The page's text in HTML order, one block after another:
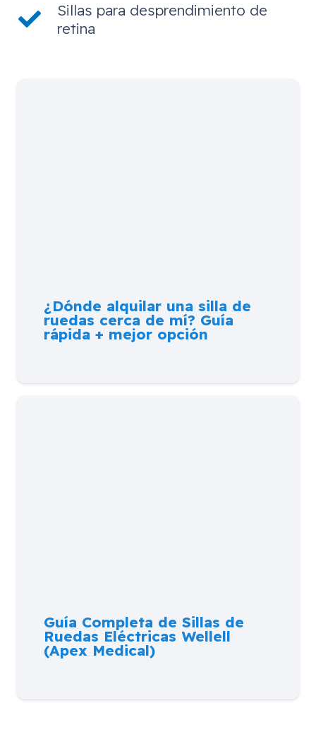
Sillas para desprendimiento de
retina
¿Dónde alquilar una silla de
ruedas cerca de mí? Guía
rápida + mejor opción
Guía Completa de Sillas de
Ruedas Eléctricas Wellell
(Apex Medical)